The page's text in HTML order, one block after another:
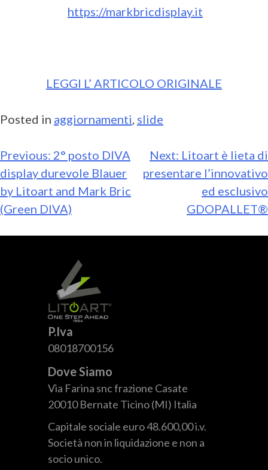
https://markbricdisplay.it
LEGGI L’ ARTICOLO ORIGINALE
Posted in aggiornamenti, slide
Previous: 2° posto DIVA
display durevole Blauer
by Litoart and Mark Bric
(Green DIVA)
Next: Litoart è lieta di
presentare l’innovativo
ed esclusivo
GDOPALLET®
P.Iva
08018700156
Dove Siamo
Via Farina snc frazione Casate
20010 Bernate Ticino (MI) Italia
Capitale sociale euro 48.600,00 i.v.
Società non in liquidazione e non a
socio unico.